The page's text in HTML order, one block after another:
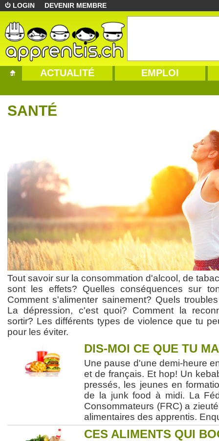
LOGIN DEVENIR MEMBRE
ACTUALITÉ EMPLOI
SANTÉ
Tout savoir sur la consommation d'alcool, de
sont les effets? Quelles conséquences sur
Comment s'alimenter sainement? Quels
La dépression, c'est quoi? Comment la
sortir? Les différents types de violence que tu
pour les éviter.
DIS-MOI CE QUE TU
Une pause d'une demi-heure
et de français. Et hop! Un
pressés, les jeunes en
de la junk food à midi. La
Consommateurs (FRC) a
alimentaires des apprentis.
CES ALIMENTS QUI